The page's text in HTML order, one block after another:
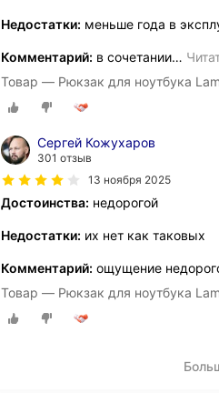
Недостатки: меньше года в
Комментарий: в сочетании…
Товар — Рюкзак для ноутбука
Сергей Кожухаров
301 отзыв
13 ноября 2025
Достоинства: недорогой
Недостатки: их нет как таковых
Комментарий: ощущение
Товар — Рюкзак для ноутбука